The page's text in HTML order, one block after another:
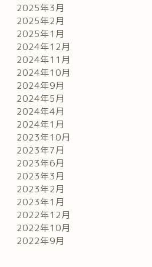
2025年3月
2025年2月
2025年1月
2024年12月
2024年11月
2024年10月
2024年9月
2024年5月
2024年4月
2024年1月
2023年10月
2023年7月
2023年6月
2023年3月
2023年2月
2023年1月
2022年12月
2022年10月
2022年9月